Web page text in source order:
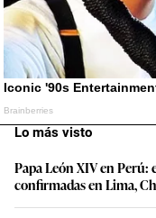
Lo más visto
Papa León XIV en Perú:
confirmadas en Lima,